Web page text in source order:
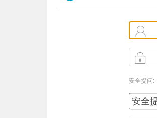
安全提问: